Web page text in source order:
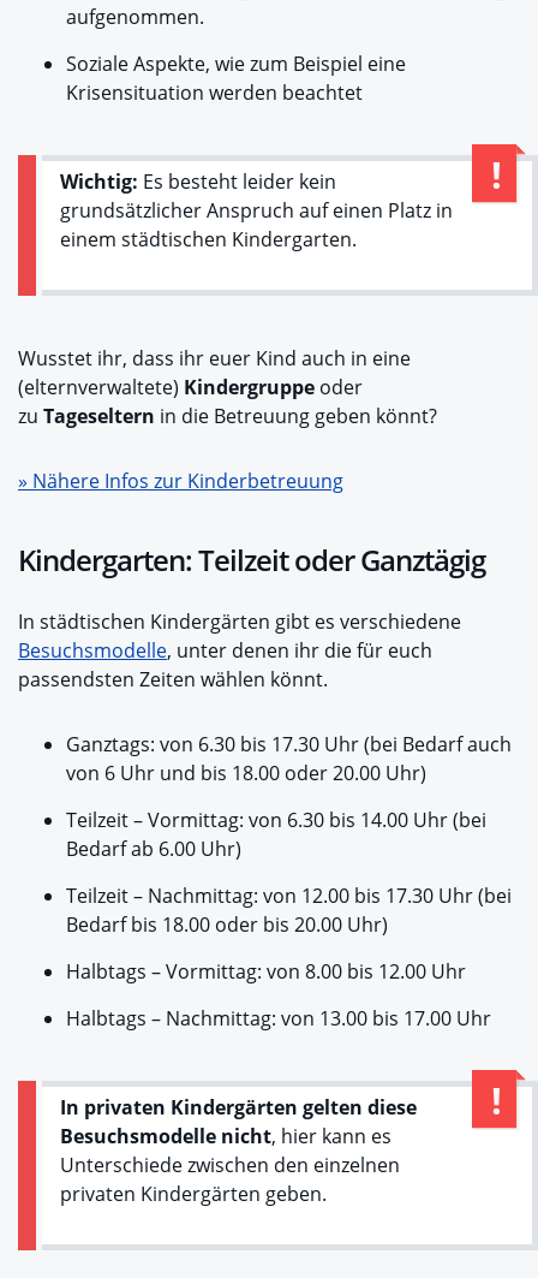
aufgenommen.
Soziale Aspekte, wie zum Beispiel eine
Krisensituation werden beachtet
Wichtig: Es besteht leider kein
grundsätzlicher Anspruch auf einen Platz in
einem städtischen Kindergarten.
Wusstet ihr, dass ihr euer Kind auch in eine
(elternverwaltete) Kindergruppe oder
zu Tageseltern in die Betreuung geben könnt?
» Nähere Infos zur Kinderbetreuung
Kindergarten: Teilzeit oder Ganztägig
In städtischen Kindergärten gibt es verschiedene
Besuchsmodelle, unter denen ihr die für euch
passendsten Zeiten wählen könnt.
Ganztags: von 6.30 bis 17.30 Uhr (bei Bedarf auch
von 6 Uhr und bis 18.00 oder 20.00 Uhr)
Teilzeit – Vormittag: von 6.30 bis 14.00 Uhr (bei
Bedarf ab 6.00 Uhr)
Teilzeit – Nachmittag: von 12.00 bis 17.30 Uhr (bei
Bedarf bis 18.00 oder bis 20.00 Uhr)
Halbtags – Vormittag: von 8.00 bis 12.00 Uhr
Halbtags – Nachmittag: von 13.00 bis 17.00 Uhr
In privaten Kindergärten gelten diese
Besuchsmodelle nicht, hier kann es
Unterschiede zwischen den einzelnen
privaten Kindergärten geben.